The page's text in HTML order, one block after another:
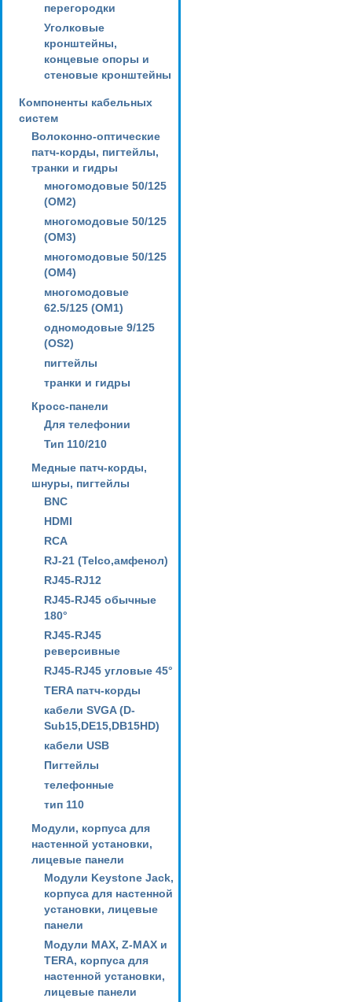
перегородки
Уголковые
кронштейны,
концевые опоры и
стеновые кронштейны
Компоненты кабельных
систем
Волоконно-оптические
патч-корды, пигтейлы,
транки и гидры
многомодовые 50/125
(OM2)
многомодовые 50/125
(OM3)
многомодовые 50/125
(OM4)
многомодовые
62.5/125 (OM1)
одномодовые 9/125
(OS2)
пигтейлы
транки и гидры
Кросс-панели
Для телефонии
Тип 110/210
Медные патч-корды,
шнуры, пигтейлы
BNC
HDMI
RCA
RJ-21 (Telco,амфенол)
RJ45-RJ12
RJ45-RJ45 обычные
180°
RJ45-RJ45
реверсивные
RJ45-RJ45 угловые 45°
TERA патч-корды
кабели SVGA (D-
Sub15,DE15,DB15HD)
кабели USB
Пигтейлы
телефонные
тип 110
Модули, корпуса для
настенной установки,
лицевые панели
Модули Keystone Jack,
корпуса для настенной
установки, лицевые
панели
Модули MAX, Z-MAX и
TERA, корпуса для
настенной установки,
лицевые панели